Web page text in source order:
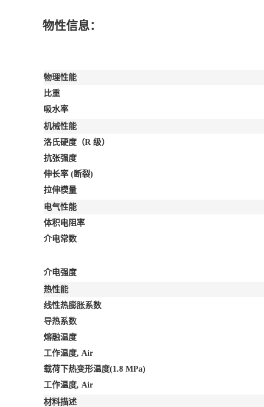
物性信息：
物理性能
比重
吸水率
机械性能
洛氏硬度（R 级）
抗张强度
伸长率 (断裂)
拉伸模量
电气性能
体积电阻率
介电常数
介电强度
热性能
线性热膨胀系数
导热系数
熔融温度
工作温度, Air
载荷下热变形温度(1.8 MPa)
工作温度, Air
材料描述